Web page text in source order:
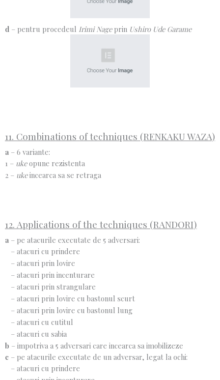
d – pentru procedeul Irimi Nageprin Ushiro Ude Garame
11. Combinations of techniques (RENKAKU WAZA)
a – 6 variante:
1 – ukeopune rezistenta
2 – ukeincearca sa se retraga
12. Applications of the techniques (RANDORI)
a – pe atacurile executate de 5 adversari:
– atacuri cu prindere
– atacuri prin lovire
– atacuri prin incenturare
– atacuri prin strangulare
– atacuri prin lovire cu bastonul scurt
– atacuri prin lovire cu bastonul lung
– atacuri cu cutitul
– atacuri cu sabia
b – impotriva a 5 adversari care incearca sa imobilizeze
c – pe atacurile executate de un adversar, legat la ochi:
– atacuri cu prindere